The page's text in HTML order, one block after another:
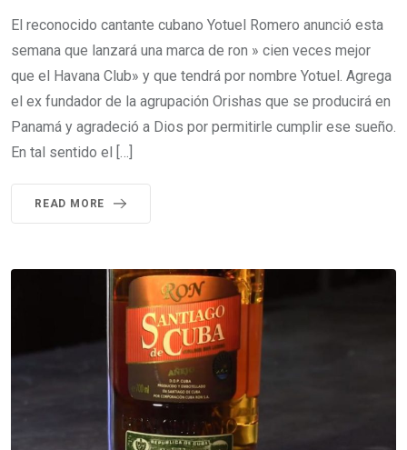
El reconocido cantante cubano Yotuel Romero anunció esta
semana que lanzará una marca de ron » cien veces mejor
que el Havana Club» y que tendrá por nombre Yotuel. Agrega
el ex fundador de la agrupación Orishas que se producirá en
Panamá y agradeció a Dios por permitirle cumplir ese sueño.
En tal sentido el […]
READ MORE